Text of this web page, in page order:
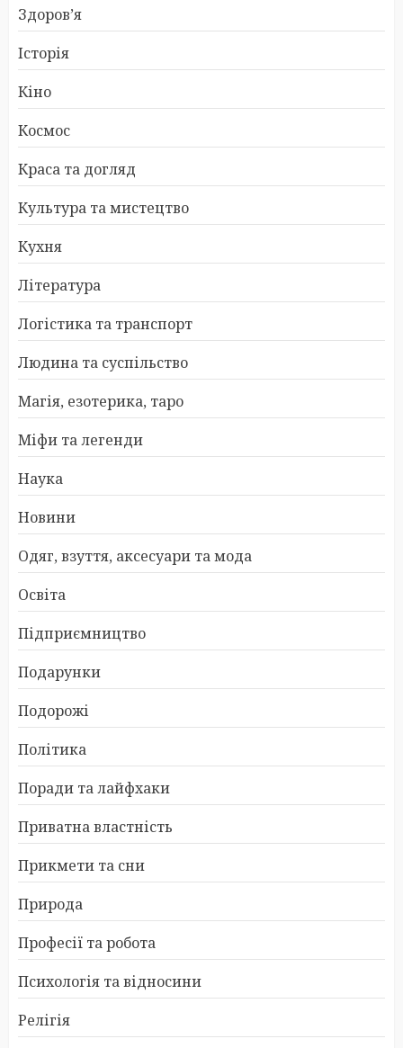
Здоров’я
Історія
Кіно
Космос
Краса та догляд
Культура та мистецтво
Кухня
Література
Логістика та транспорт
Людина та суспільство
Магія, езотерика, таро
Міфи та легенди
Наука
Новини
Одяг, взуття, аксесуари та мода
Освіта
Підприємництво
Подарунки
Подорожі
Політика
Поради та лайфхаки
Приватна властність
Прикмети та сни
Природа
Професії та робота
Психологія та відносини
Релігія